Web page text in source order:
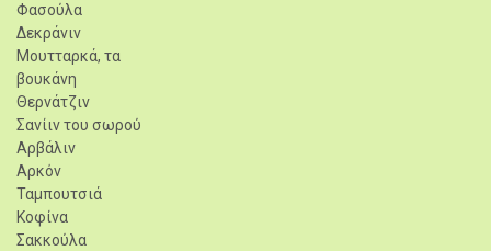
Φασούλα
Δεκράνιν
Μουτταρκά, τα
βουκάνη
Θερνάτζιν
Σανίιν του σωρού
Αρβάλιν
Αρκόν
Ταμπουτσιά
Κοφίνα
Σακκούλα